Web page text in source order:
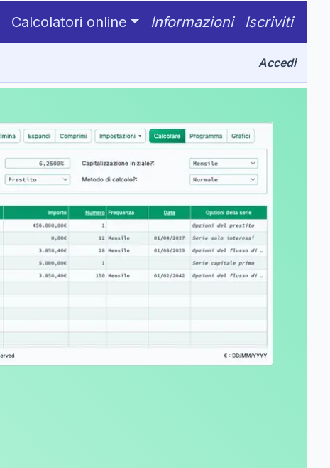
Calcolatori online Informazioni Iscriviti
Accedi